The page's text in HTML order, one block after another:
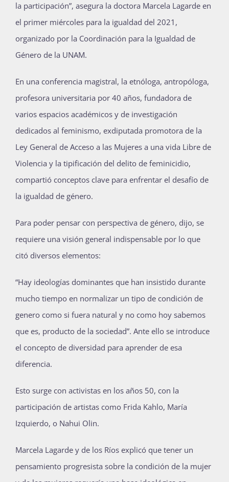
la participación”, asegura la doctora Marcela Lagarde en
el primer miércoles para la igualdad del 2021,
organizado por la Coordinación para la Igualdad de
Género de la UNAM.
En una conferencia magistral, la etnóloga, antropóloga,
profesora universitaria por 40 años, fundadora de
varios espacios académicos y de investigación
dedicados al feminismo, exdiputada promotora de la
Ley General de Acceso a las Mujeres a una vida Libre de
Violencia y la tipificación del delito de feminicidio,
compartió conceptos clave para enfrentar el desafío de
la igualdad de género.
Para poder pensar con perspectiva de género, dijo, se
requiere una visión general indispensable por lo que
citó diversos elementos:
“Hay ideologías dominantes que han insistido durante
mucho tiempo en normalizar un tipo de condición de
genero como si fuera natural y no como hoy sabemos
que es, producto de la sociedad”. Ante ello se introduce
el concepto de diversidad para aprender de esa
diferencia.
Esto surge con activistas en los años 50, con la
participación de artistas como Frida Kahlo, María
Izquierdo, o Nahui Olin.
Marcela Lagarde y de los Ríos explicó que tener un
pensamiento progresista sobre la condición de la mujer